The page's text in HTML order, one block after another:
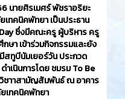
นายศิรเมศร์ พัชราอริยะ
ทคนิคพัทยา เป็นประธาน
ซึ่งมีคณะครู ผู้บริหาร ครู
ษา เข้าร่วมกิจกรรมและยัง
สทูบีนัมเยอร์วัน ประกวด
เนินการโดย ชมรม To Be
ชาาสามัญสัมพันธ์ ณ อาคาร
เทคนิคพัทยา